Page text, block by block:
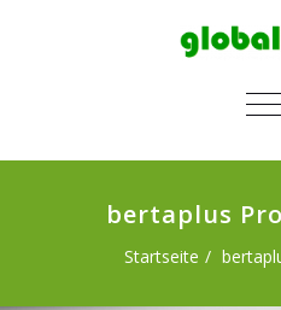
bertaplus
Startseite